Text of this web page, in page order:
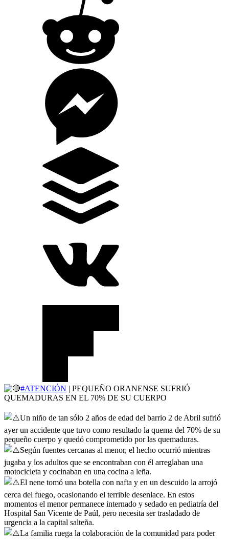
#ATENCIÓN | PEQUEÑO ORANENSE SUFRIÓ
QUEMADURAS EN EL 70% DE SU CUERPO
Un niño de tan sólo 2 años de edad del barrio 2 de Abril sufrió
ayer un accidente que tuvo como resultado la quema del 70% de su
pequeño cuerpo y quedó comprometido por las quemaduras.
Según fuentes cercanas al menor, el hecho ocurrió mientras
jugaba y los adultos que se encontraban con él arreglaban una
motocicleta y cocinaban en una cocina a leña.
El nene tomó una botella con nafta y en un descuido la arrojó
cerca del fuego, ocasionando el terrible desenlace. En estos
momentos el menor permanece internado y sedado en pediatría del
Hospital San Vicente de Paúl, pero necesita ser trasladado de
urgencia a la capital salteña.
La familia ruega la colaboración de la comunidad para poder